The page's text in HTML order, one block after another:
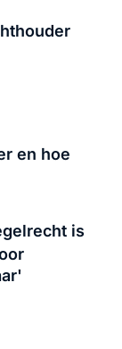
en hoe
is